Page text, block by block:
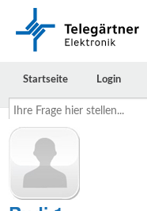
Ihre
Frage
stellen...
Startseite Login